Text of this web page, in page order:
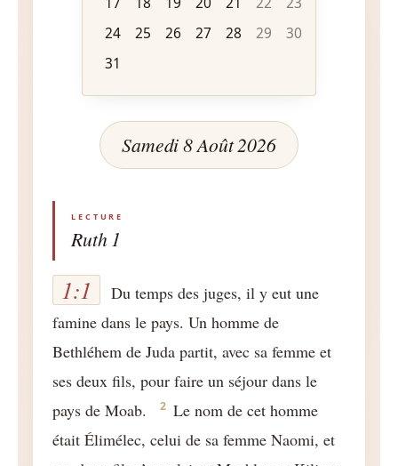
24
25 26 27 28 29
30
31
Samedi 8 Août 2026
Ruth 1
1:1
Du temps des juges, il y eut une
famine dans le pays. Un homme de
Bethléhem de Juda partit, avec sa femme et
ses deux fils, pour faire un séjour dans le
pays de Moab.
2 Le nom de cet homme
était Élimélec, celui de sa femme Naomi, et